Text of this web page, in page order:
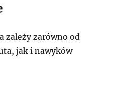
zależy zarówno od
jak i nawyków